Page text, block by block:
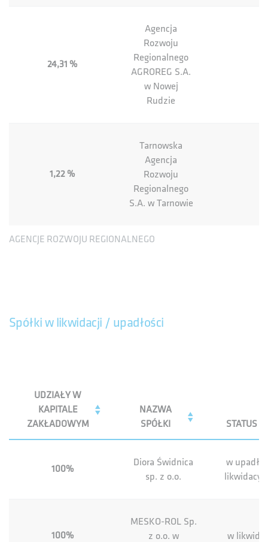
AGENCJE ROZWOJU REGIONALNEGO
24,31 %
Agencja
Rozwoju
Regionalnego
AGROREG S.A.
w Nowej
Rudzie
1,22 %
Tarnowska
Agencja
Rozwoju
Regionalnego
S.A. w Tarnowie
Spółki w likwidacji / upadłości
UDZIAŁY W
KAPITALE
ZAKŁADOWYM
NAZWA
SPÓŁKI
STATUS
100%
Diora Świdnica
sp. z o.o.
w
100%
MESKO-ROL Sp.
z o.o. w
w